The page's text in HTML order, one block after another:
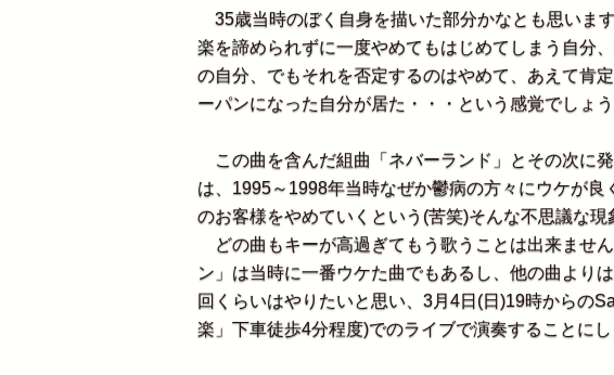
35歳当時のぼく自身を描いた部分かなとも思いま
楽を諦められずに一度やめてもはじめてしまう自分
の自分、でもそれを否定するのはやめて、あえて肯
ーパンになった自分が居た・・・という感覚でしょう
この曲を含んだ組曲「ネバーランド」とその次に
は、1995～1998年当時なぜか鬱病の方々にウケが良
のお客様をやめていくという(苦笑)そんな不思議な現
どの曲もキーが高過ぎてもう歌うことは出来ませ
ン」は当時に一番ウケた曲でもあるし、他の曲より
回くらいはやりたいと思い、3月4日(日)19時からの
楽」下車徒歩4分程度)でのライブで演奏することにし